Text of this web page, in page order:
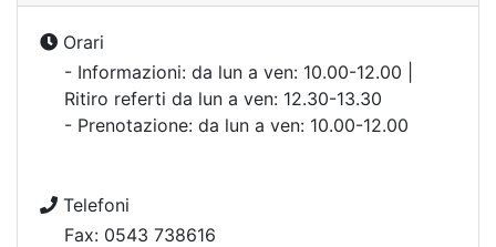
Orari
- Informazioni: da lun a ven: 10.00-12.00 |
Ritiro referti da lun a ven: 12.30-13.30
- Prenotazione: da lun a ven: 10.00-12.00
Telefoni
Fax: 0543 738616